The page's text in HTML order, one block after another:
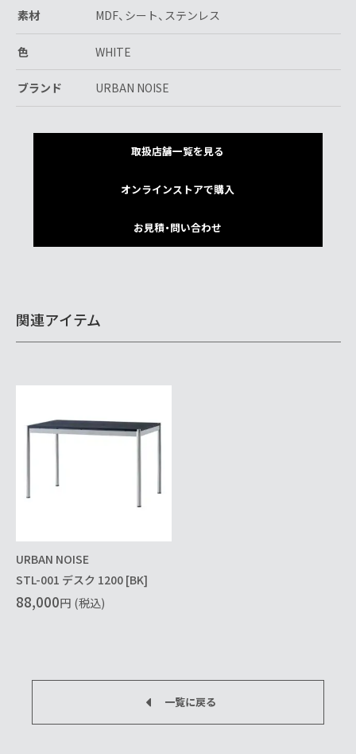
素材 MDF、シート、ステンレス
色 WHITE
ブランド URBAN NOISE
取扱店舗一覧を見る
オンラインストアで購入
お見積・問い合わせ
関連アイテム
URBAN NOISE
STL-001 デスク 1200 [BK]
88,000円 (税込)
一覧に戻る